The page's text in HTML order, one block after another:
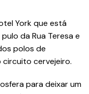
York que está
da Rua Teresa e
polos de
cervejeiro.
para deixar um